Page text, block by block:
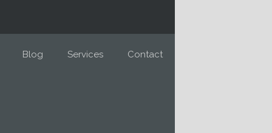
Blog Services Contact